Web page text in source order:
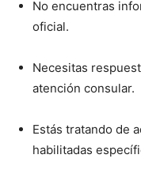
No encuentras
oficial.
Necesitas
atención consular.
Estás tratando de
habilitadas